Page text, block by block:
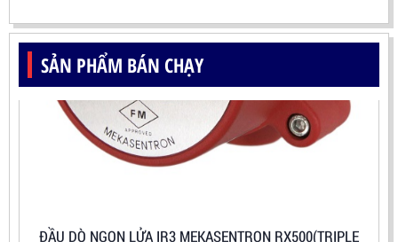
SẢN PHẨM BÁN CHẠY
IR FLAME DETECTOR)